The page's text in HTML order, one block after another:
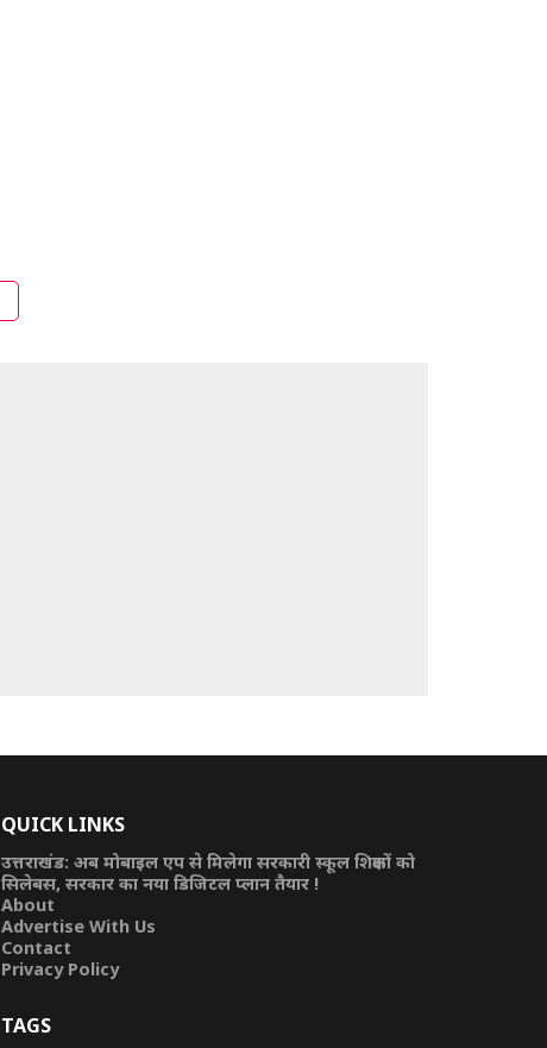
QUICK LINKS
उत्तराखंड: अब मोबाइल एप से मिलेगा सरकारी स्कूल शिक्षकों को
सिलेबस, सरकार का नया डिजिटल प्लान तैयार !
About
Advertise With Us
Contact
Privacy Policy
TAGS